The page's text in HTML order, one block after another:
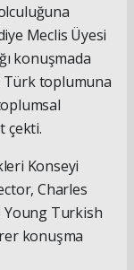
Meclis Üyesi
konuşmada
Türk toplumuna
çekti.
Konseyi
Charles
Young Turkish
konuşma